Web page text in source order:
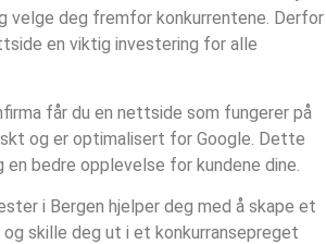
velge deg fremfor konkurrentene. Derfor
en viktig investering for alle
får du en nettside som fungerer på
og er optimalisert for Google. Dette
bedre opplevelse for kundene dine.
i Bergen hjelper deg med å skape et
skille deg ut i et konkurransepreget